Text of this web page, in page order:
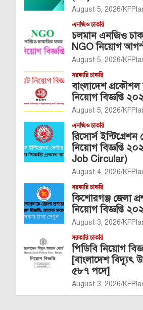
August 5, 2026
এনজিও চাকরি
চলমান এনজিও
NGO নিয়োগ
August 5, 2026
সরকারি চাকরি
বাংলাদেশ প্রকৌশল
নিয়োগ বিজ্ঞপ্তি
August 5, 2026
এনজিও চাকরি
রিসোর্স
নিয়োগ বিজ্ঞপ্তি
Job Circular)
August 4, 2026
সরকারি চাকরি
কিশোরগঞ্জ জেলা
নিয়োগ বিজ্ঞপ্তি
August 3, 2026
সরকারি চাকরি
পিডিবি নিয়োগ
[বাংলাদেশ বিদ্যুৎ
৫৮৭ পদে]
August 3, 2026